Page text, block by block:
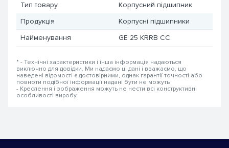
Тип товару
Корпусний підшипник
Продукція
Корпусні підшипники
Найменування
GE 25 KRRB CC
* - Технічні характеристики і інша інформація надаються
виключно для довідки. Ми надаємо ці дані і вважаємо, що
наведені відомості є достовірними, однак гарантії точності або
повноти подібної інформації надані бути не можуть
- Креслення і зображення можуть не нести всі конструктивні
особливості виробу.